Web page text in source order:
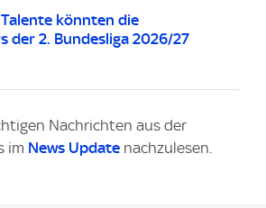
könnten die
der 2. Bundesliga 2026/27
Nachrichten aus der
im News Update nachzulesen.